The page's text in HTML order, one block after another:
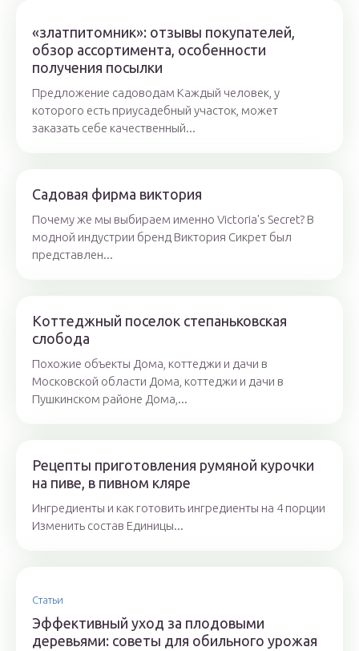
«златпитомник»: отзывы покупателей,
обзор ассортимента, особенности
получения посылки
Предложение садоводам Каждый человек, у
которого есть приусадебный участок, может
заказать себе качественный...
Садовая фирма виктория
Почему же мы выбираем именно Victoria's Secret? В
модной индустрии бренд Виктория Сикрет был
представлен...
Коттеджный поселок степаньковская
слобода
Похожие объекты Дома, коттеджи и дачи в
Московской области Дома, коттеджи и дачи в
Пушкинском районе Дома,...
Рецепты приготовления румяной курочки
на пиве, в пивном кляре
Ингредиенты и как готовить ингредиенты на 4 порции
Изменить состав Единицы...
Статьи
Эффективный уход за плодовыми
деревьями: советы для обильного урожая